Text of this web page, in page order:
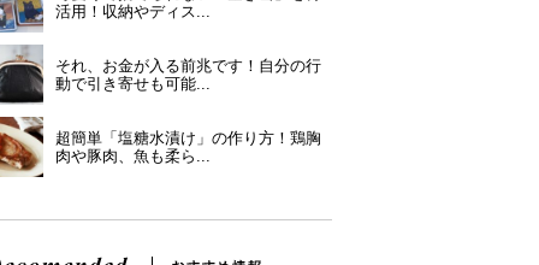
活用！収納やディス...
それ、お金が入る前兆です！自分の行
動で引き寄せも可能...
超簡単「塩糖水漬け」の作り方！鶏胸
肉や豚肉、魚も柔ら...